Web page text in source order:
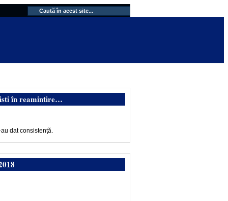
în reamintire…
dat consistență.